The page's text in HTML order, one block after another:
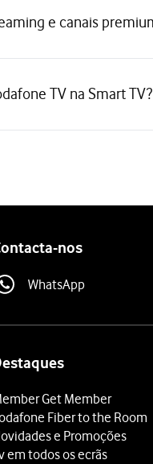
e canais
TV na Smart TV?
nos
WhatsApp
Get Member
Fiber to the Room
e Promoções
em todos os ecrãs